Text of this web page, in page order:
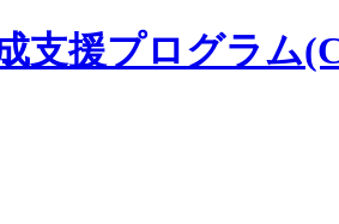
支援プログラム